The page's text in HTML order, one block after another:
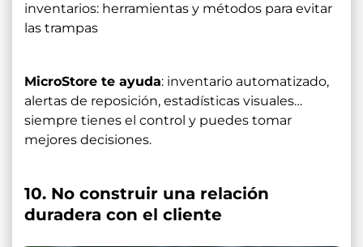
inventarios: herramientas y métodos para evitar
las trampas
MicroStore te ayuda: inventario automatizado,
alertas de reposición, estadísticas visuales…
siempre tienes el control y puedes tomar
mejores decisiones.
10. No construir una relación
duradera con el cliente